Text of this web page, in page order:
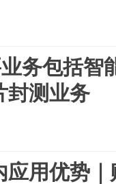
务包括智
封测业务
应用优势